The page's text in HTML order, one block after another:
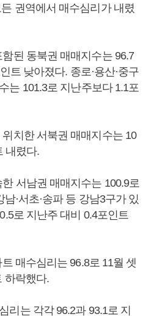
권역에서 매수심리가 내렸
함된 동북권 매매지수는 96.7
트 낮아졌다. 종로·용산·중구
는 101.3로 지난주보다 1.1포
위치한 서북권 매매지수는 10
내렸다.
한 서남권 매매지수는 100.9로
·서초·송파 등 강남3구가 있
로 지난주 대비 0.4포인트
매수심리는 96.8로 11월 셋
하락했다.
리는 각각 96.2과 93.1로 지